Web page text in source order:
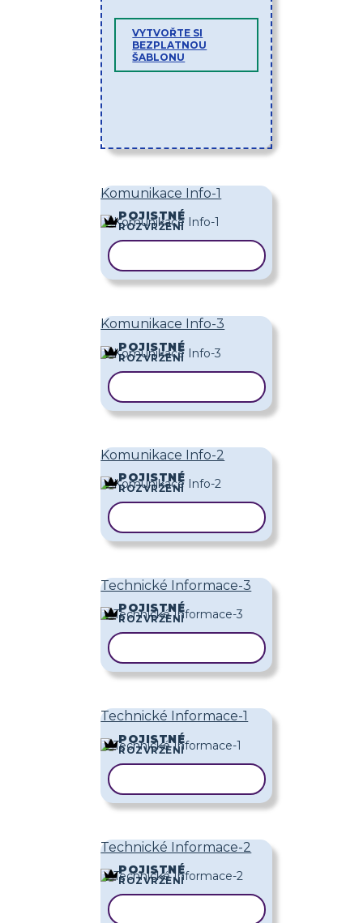
VYTVOŘTE SI
BEZPLATNOU
ŠABLONU
Komunikace Info-1
POJISTNÉ
ROZVRŽENÍ
Komunikace Info-3
POJISTNÉ
ROZVRŽENÍ
Komunikace Info-2
POJISTNÉ
ROZVRŽENÍ
Technické Informace-3
POJISTNÉ
ROZVRŽENÍ
Technické Informace-1
POJISTNÉ
ROZVRŽENÍ
Technické Informace-2
POJISTNÉ
ROZVRŽENÍ